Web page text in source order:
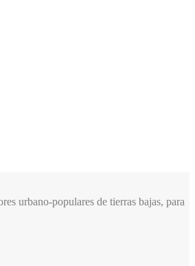
urbano-populares de tierras bajas, para